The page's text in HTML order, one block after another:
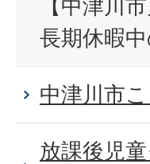
【中津川
長期休暇
中津川市
放課後児